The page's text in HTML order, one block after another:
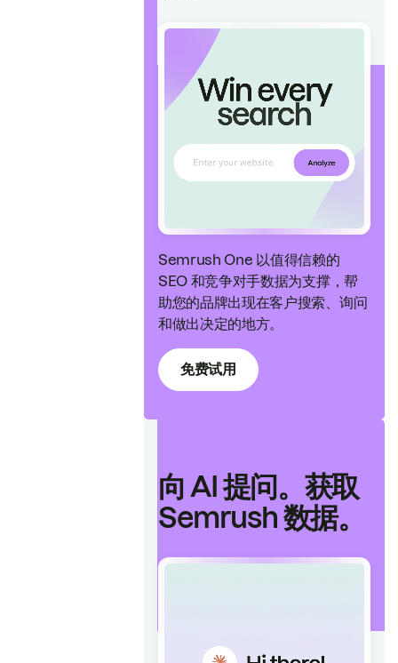
Semrush One 以值得信赖的
SEO 和竞争对手数据为支撑，帮
助您的品牌出现在客户搜索、询问
和做出决定的地方。
免费试用
向 AI 提问。获取
Semrush 数据。